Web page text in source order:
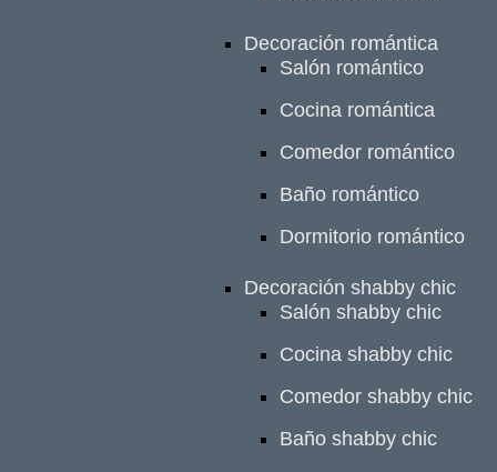
Decoración romántica
Salón romántico
Cocina romántica
Comedor romántico
Baño romántico
Dormitorio romántico
Decoración shabby chic
Salón shabby chic
Cocina shabby chic
Comedor shabby chic
Baño shabby chic